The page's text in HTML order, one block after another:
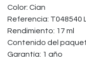
Color: Cian
Referencia: T048540
Rendimiento: 17 ml
Contenido del
Garantía: 1 año